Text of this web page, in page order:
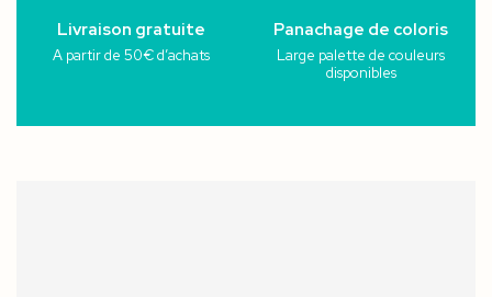
Livraison gratuite
A partir de 50€ d’achats
Panachage de coloris
Large palette de couleurs
disponibles